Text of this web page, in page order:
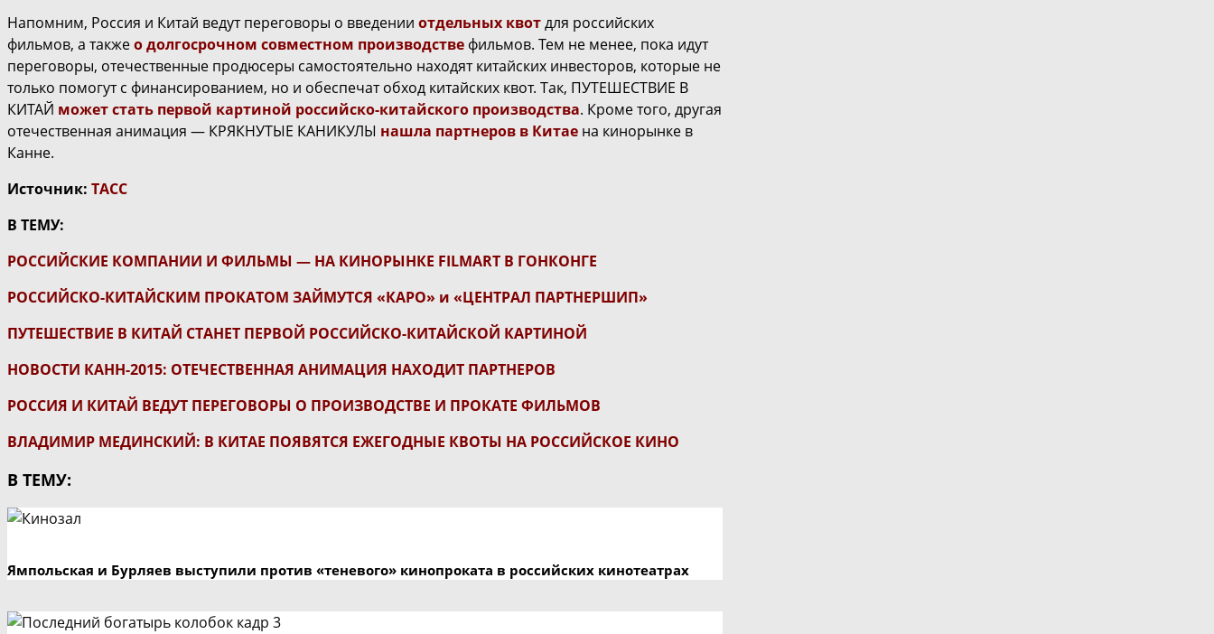
Напомним, Россия и Китай ведут переговоры о введении отдельных квотдля российских
фильмов, а такжео долгосрочном совместном производстве фильмов. Тем не менее, пока идут
переговоры, отечественные продюсеры самостоятельно находят китайских инвесторов, которые не
только помогут с финансированием, но и обеспечат обход китайских квот. Так, ПУТЕШЕСТВИЕ В
КИТАЙ может стать первой картиной российско-китайского производства. Кроме того, другая
отечественная анимация — КРЯКНУТЫЕ КАНИКУЛЫ нашла партнеров в Китае на кинорынке в
Канне.
Источник: ТАСС
В ТЕМУ:
РОССИЙСКИЕ КОМПАНИИ И ФИЛЬМЫ — НА КИНОРЫНКЕ FILMART В ГОНКОНГЕ
РОССИЙСКО-КИТАЙСКИМ ПРОКАТОМ ЗАЙМУТСЯ «КАРО» и «ЦЕНТРАЛ ПАРТНЕРШИП»
ПУТЕШЕСТВИЕ В КИТАЙ СТАНЕТ ПЕРВОЙ РОССИЙСКО-КИТАЙСКОЙ КАРТИНОЙ
НОВОСТИ КАНН-2015: ОТЕЧЕСТВЕННАЯ АНИМАЦИЯ НАХОДИТ ПАРТНЕРОВ
РОССИЯ И КИТАЙ ВЕДУТ ПЕРЕГОВОРЫ О ПРОИЗВОДСТВЕ И ПРОКАТЕ ФИЛЬМОВ
ВЛАДИМИР МЕДИНСКИЙ: В КИТАЕ ПОЯВЯТСЯ ЕЖЕГОДНЫЕ КВОТЫ НА РОССИЙСКОЕ КИНО
В ТЕМУ:
Ямпольская и Бурляев выступили против «теневого» кинопроката в российских кинотеатрах